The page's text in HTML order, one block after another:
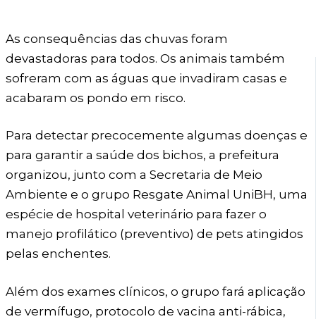
As consequências das chuvas foram
devastadoras para todos. Os animais também
sofreram com as águas que invadiram casas e
acabaram os pondo em risco.
Para detectar precocemente algumas doenças e
para garantir a saúde dos bichos, a prefeitura
organizou, junto com a Secretaria de Meio
Ambiente e o grupo Resgate Animal UniBH, uma
espécie de hospital veterinário para fazer o
manejo profilático (preventivo) de pets atingidos
pelas enchentes.
Além dos exames clínicos, o grupo fará aplicação
de vermífugo, protocolo de vacina anti-rábica,